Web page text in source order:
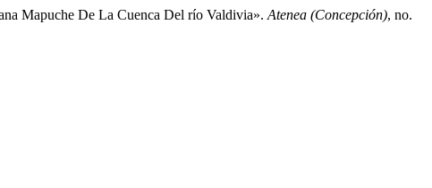
Mapuche De La Cuenca Del río Valdivia». Atenea (Concepción), no.